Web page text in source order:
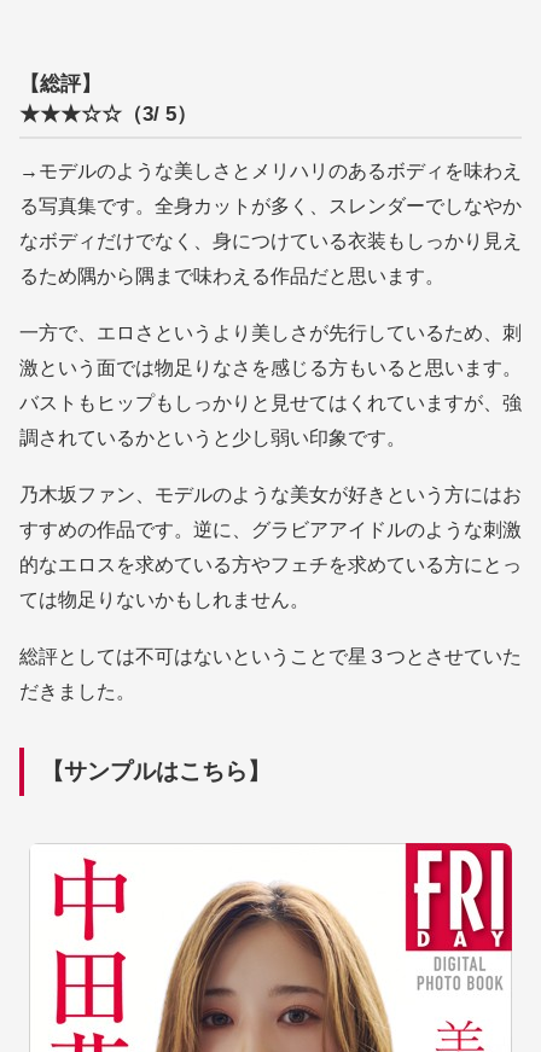
【総評】
★★★☆☆（3/ 5）
→モデルのような美しさとメリハリのあるボディを味わえ
る写真集です。全身カットが多く、スレンダーでしなやか
なボディだけでなく、身につけている衣装もしっかり見え
るため隅から隅まで味わえる作品だと思います。
一方で、エロさというより美しさが先行しているため、刺
激という面では物足りなさを感じる方もいると思います。
バストもヒップもしっかりと見せてはくれていますが、強
調されているかというと少し弱い印象です。
乃木坂ファン、モデルのような美女が好きという方にはお
すすめの作品です。逆に、グラビアアイドルのような刺激
的なエロスを求めている方やフェチを求めている方にとっ
ては物足りないかもしれません。
総評としては不可はないということで星３つとさせていた
だきました。
【サンプルはこちら】